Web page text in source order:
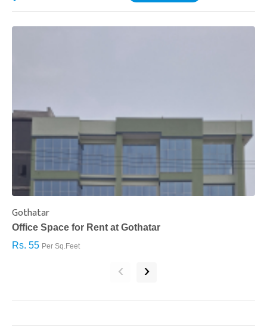
Gothatar
Office Space for Rent at Gothatar
Rs. 55 Per Sq.Feet
‹ ›